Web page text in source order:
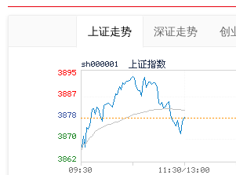
上证走势 深证走势 创